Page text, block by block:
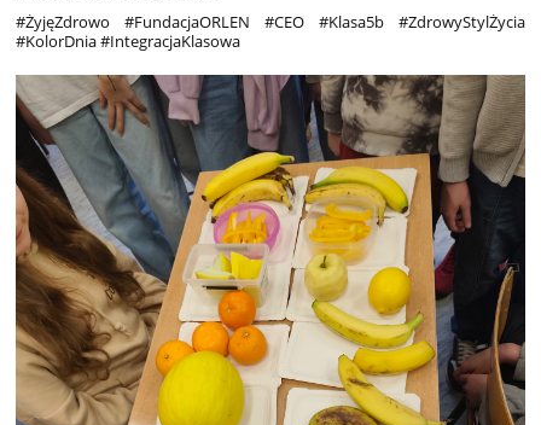
#ŻyjęZdrowo #FundacjaORLEN #CEO #Klasa5b #ZdrowyStylŻycia
#KolorDnia #IntegracjaKlasowa